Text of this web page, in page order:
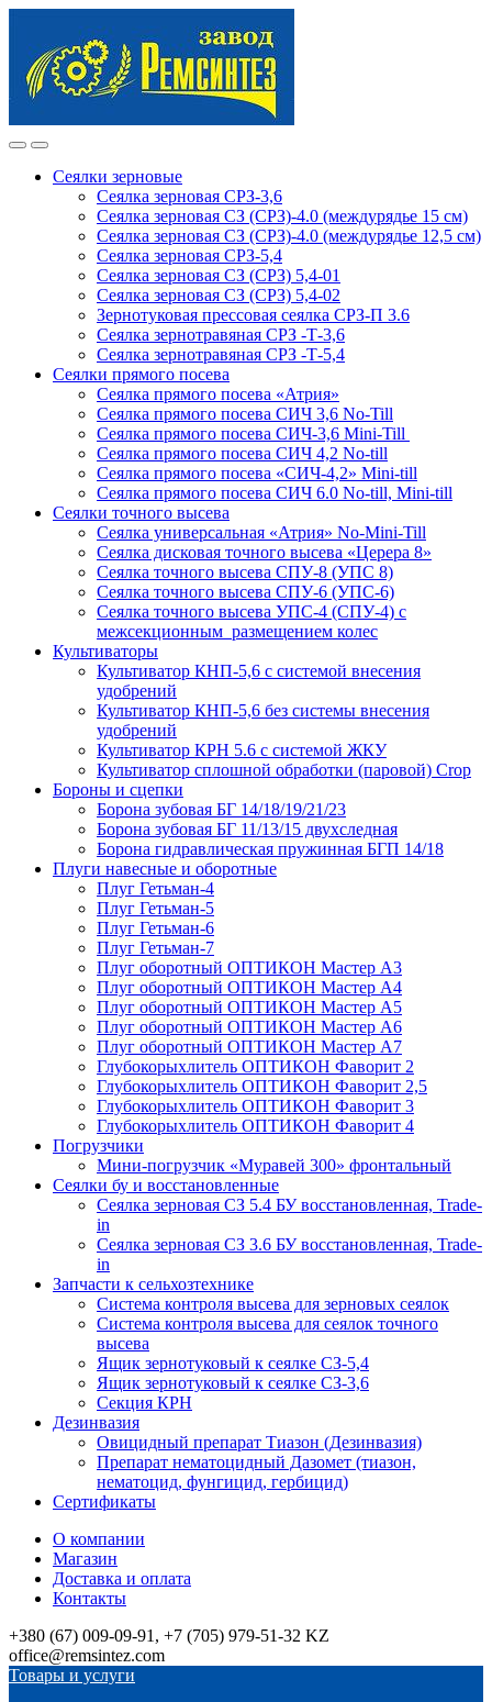
navigation
content
Сеялки зерновые
Сеялка зерновая СРЗ-3,6
Сеялка зерновая СЗ (СРЗ)-4.0 (междурядье 15 см)
Сеялка зерновая СЗ (СРЗ)-4.0 (междурядье 12,5 см)
Сеялка зерновая СРЗ-5,4
Сеялка зерновая СЗ (СРЗ) 5,4-01
Сеялка зерновая СЗ (СРЗ) 5,4-02
Зернотуковая прессовая сеялка СРЗ-П 3.6
Сеялка зернотравяная СРЗ -Т-3,6
Сеялка зернотравяная СРЗ -Т-5,4
Сеялки прямого посева
Сеялка прямого посева «Атрия»
Сеялка прямого посева СИЧ 3,6 No-Till
Сеялка прямого посева СИЧ-3,6 Mini-Till
Сеялка прямого посева СИЧ 4,2 No-till
Сеялка прямого посева «СИЧ-4,2» Mini-till
Сеялка прямого посева СИЧ 6.0 No-till, Mini-till
Сеялки точного высева
Сеялка универсальная «Атрия» No-Mini-Till
Сеялка дисковая точного высева «Церера 8»
Сеялка точного высева СПУ-8 (УПС 8)
Сеялка точного высева СПУ-6 (УПС-6)
Сеялка точного высева УПС-4 (СПУ-4) с
межсекционным размещением колес
Культиваторы
Культиватор КНП-5,6 с системой внесения
удобрений
Культиватор КНП-5,6 без системы внесения
удобрений
Культиватор КРН 5.6 с системой ЖКУ
Культиватор сплошной обработки (паровой) Crop
Бороны и сцепки
Борона зубовая БГ 14/18/19/21/23
Борона зубовая БГ 11/13/15 двухследная
Борона гидравлическая пружинная БГП 14/18
Плуги навесные и оборотные
Плуг Гетьман-4
Плуг Гетьман-5
Плуг Гетьман-6
Плуг Гетьман-7
Плуг оборотный ОПТИКОН Мастер А3
Плуг оборотный ОПТИКОН Мастер А4
Плуг оборотный ОПТИКОН Мастер А5
Плуг оборотный ОПТИКОН Мастер А6
Плуг оборотный ОПТИКОН Мастер А7
Глубокорыхлитель ОПТИКОН Фаворит 2
Глубокорыхлитель ОПТИКОН Фаворит 2,5
Глубокорыхлитель ОПТИКОН Фаворит 3
Глубокорыхлитель ОПТИКОН Фаворит 4
Погрузчики
Мини-погрузчик «Муравей 300» фронтальный
Сеялки бу и восстановленные
Сеялка зерновая СЗ 5.4 БУ восстановленная, Trade-
in
Сеялка зерновая СЗ 3.6 БУ восстановленная, Trade-
in
Запчасти к сельхозтехнике
Система контроля высева для зерновых сеялок
Система контроля высева для сеялок точного
высева
Ящик зернотуковый к сеялке СЗ-5,4
Ящик зернотуковый к сеялке СЗ-3,6
Секция КРН
Дезинвазия
Овицидный препарат Тиазон (Дезинвазия)
Препарат нематоцидный Дазомет (тиазон,
нематоцид, фунгицид, гербицид)
Сертификаты
О компании
Магазин
Доставка и оплата
Контакты
+380 (67) 009-09-91, +7 (705) 979-51-32 KZ
office@remsintez.com
Товары и услуги